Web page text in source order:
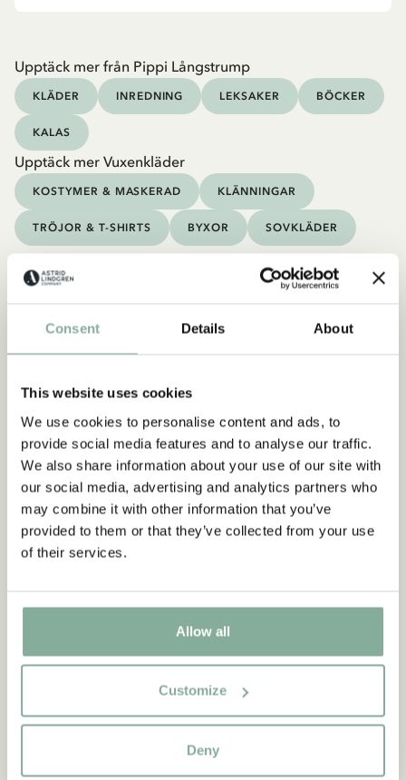
Consent Details About
This website uses cookies
We use cookies to personalise content and ads, to
provide social media features and to analyse our traffic.
We also share information about your use of our site with
our social media, advertising and analytics partners who
may combine it with other information that you’ve
provided to them or that they’ve collected from your use
of their services.
Allow all
Customize
Deny
Upptäck mer från Pippi Långstrump
KLÄDER INREDNING LEKSAKER BÖCKER
KALAS
Upptäck mer Vuxenkläder
KOSTYMER & MASKERAD KLÄNNINGAR
TRÖJOR & T-SHIRTS BYXOR SOVKLÄDER
CITAT
“Den som är väldigt stark
måste också vara väldigt